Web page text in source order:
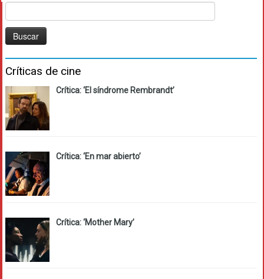
Críticas de cine
Crítica: ‘El síndrome Rembrandt’
Crítica: ‘En mar abierto’
Crítica: ‘Mother Mary’